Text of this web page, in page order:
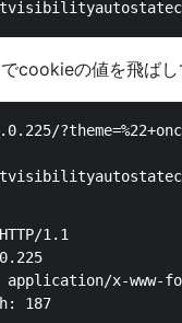
でcookieの値を飛ばし
1.1
application/x-www-
187